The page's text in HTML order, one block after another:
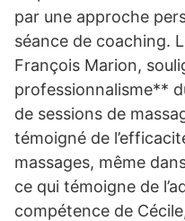
par une approche
séance de coaching.
François Marion,
professionnalisme**
de sessions de
témoigné de
massages, même
ce qui témoigne de
compétence de